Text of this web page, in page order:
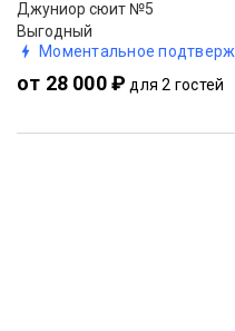
Джуниор сюит №5
Выгодный
Моментальное
от 28 000 ₽ для 2 гостей